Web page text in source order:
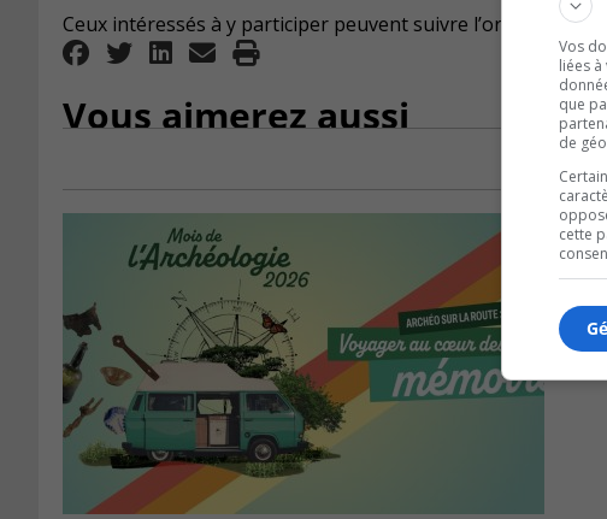
Ceux intéressés à y participer peuvent suivre l’organisme
Vous aimerez aussi
Vos
liées
que
de
cette